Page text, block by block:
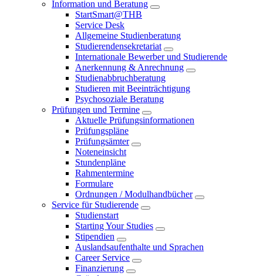
Information und Beratung
StartSmart@THB
Service Desk
Allgemeine Studienberatung
Studierendensekretariat
Internationale Bewerber und Studierende
Anerkennung & Anrechnung
Studienabbruchberatung
Studieren mit Beeinträchtigung
Psychosoziale Beratung
Prüfungen und Termine
Aktuelle Prüfungsinformationen
Prüfungspläne
Prüfungsämter
Noteneinsicht
Stundenpläne
Rahmentermine
Formulare
Ordnungen / Modulhandbücher
Service für Studierende
Studienstart
Starting Your Studies
Stipendien
Auslandsaufenthalte und Sprachen
Career Service
Finanzierung